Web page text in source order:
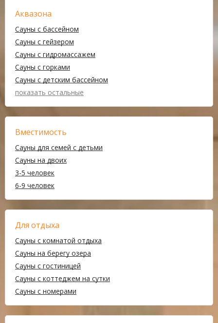
Аквазона
Сауны с бассейном
Сауны с гейзером
Сауны с гидромассажем
Сауны с горками
Сауны с детским бассейном
показать остальные
Вместимость
Сауны для семей с детьми
Сауны на двоих
3-5 человек
6-9 человек
Для отдыха
Сауны с комнатой отдыха
Сауны на берегу озера
Сауны с гостиницей
Сауны с коттеджем на сутки
Сауны с номерами